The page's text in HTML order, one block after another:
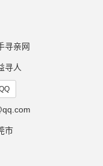
寻亲网
寻人
市